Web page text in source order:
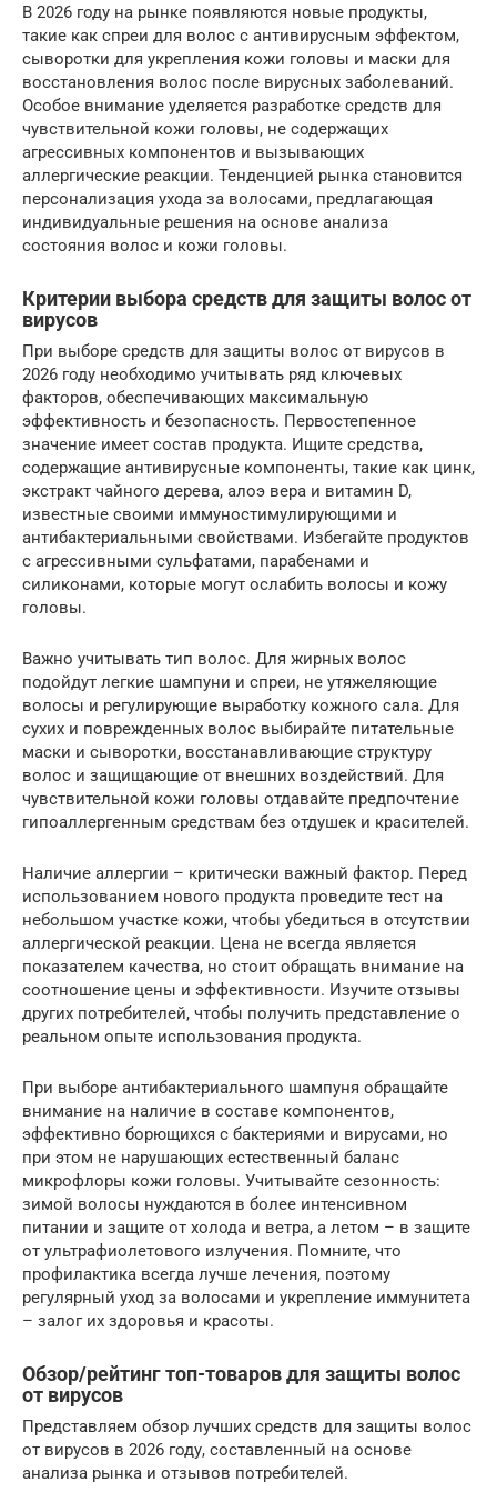
В 2026 году на рынке появляются новые продукты,
такие как спреи для волос с антивирусным эффектом,
сыворотки для укрепления кожи головы и маски для
восстановления волос после вирусных заболеваний.
Особое внимание уделяется разработке средств для
чувствительной кожи головы, не содержащих
агрессивных компонентов и вызывающих
аллергические реакции. Тенденцией рынка становится
персонализация ухода за волосами, предлагающая
индивидуальные решения на основе анализа
состояния волос и кожи головы.
Критерии выбора средств для защиты волос от
вирусов
При выборе средств для защиты волос от вирусов в
2026 году необходимо учитывать ряд ключевых
факторов, обеспечивающих максимальную
эффективность и безопасность. Первостепенное
значение имеет состав продукта. Ищите средства,
содержащие антивирусные компоненты, такие как цинк,
экстракт чайного дерева, алоэ вера и витамин D,
известные своими иммуностимулирующими и
антибактериальными свойствами. Избегайте продуктов
с агрессивными сульфатами, парабенами и
силиконами, которые могут ослабить волосы и кожу
головы.
Важно учитывать тип волос. Для жирных волос
подойдут легкие шампуни и спреи, не утяжеляющие
волосы и регулирующие выработку кожного сала. Для
сухих и поврежденных волос выбирайте питательные
маски и сыворотки, восстанавливающие структуру
волос и защищающие от внешних воздействий. Для
чувствительной кожи головы отдавайте предпочтение
гипоаллергенным средствам без отдушек и красителей.
Наличие аллергии – критически важный фактор. Перед
использованием нового продукта проведите тест на
небольшом участке кожи, чтобы убедиться в отсутствии
аллергической реакции. Цена не всегда является
показателем качества, но стоит обращать внимание на
соотношение цены и эффективности. Изучите отзывы
других потребителей, чтобы получить представление о
реальном опыте использования продукта.
При выборе антибактериального шампуня обращайте
внимание на наличие в составе компонентов,
эффективно борющихся с бактериями и вирусами, но
при этом не нарушающих естественный баланс
микрофлоры кожи головы. Учитывайте сезонность:
зимой волосы нуждаются в более интенсивном
питании и защите от холода и ветра, а летом – в защите
от ультрафиолетового излучения. Помните, что
профилактика всегда лучше лечения, поэтому
регулярный уход за волосами и укрепление иммунитета
– залог их здоровья и красоты.
Обзор/рейтинг топ-товаров для защиты волос
от вирусов
Представляем обзор лучших средств для защиты волос
от вирусов в 2026 году, составленный на основе
анализа рынка и отзывов потребителей.